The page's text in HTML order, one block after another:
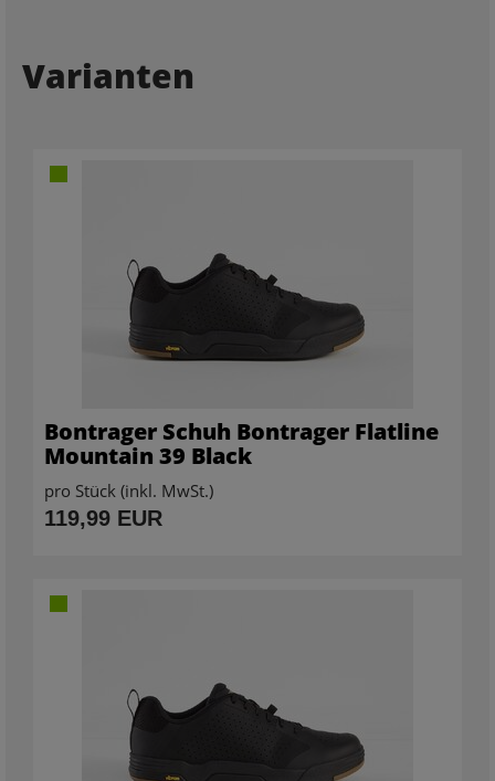
Varianten
Bontrager Schuh Bontrager Flatline
Mountain 39 Black
pro Stück (inkl. MwSt.)
119,99 EUR